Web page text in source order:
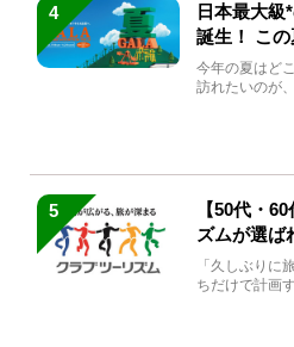
4
日本最大
誕生！ こ
生まれ変わ
今年の夏はど
訪れたいのが
5
【50代・
ズムが選ば
「久しぶりに
ちだけで計画